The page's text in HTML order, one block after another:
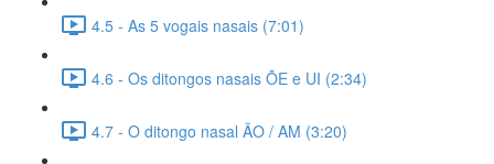
4.5 - As 5 vogais nasais (7:01)
4.6 - Os ditongos nasais ÕE e UI (2:34)
4.7 - O ditongo nasal ÃO / AM (3:20)